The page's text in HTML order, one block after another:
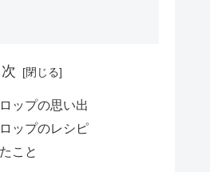
ップの思い出
ップのレシピ
こと